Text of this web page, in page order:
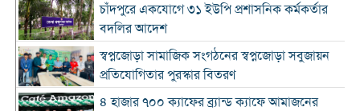
চাঁদপুরে একযোগে ৩১ ইউপি প্রশাসনিক কর্মকর্তার
বদলির আদেশ
স্বপ্নজোড়া সামাজিক সংগঠনের স্বপ্নজোড়া সবুজায়ন
প্রতিযোগিতার পুরস্কার বিতরণ
৪ হাজার ৭০০ ক্যাফের ব্র্যান্ড ক্যাফে আমাজনের